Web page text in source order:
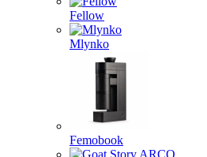
Fellow
Mlynko
Femobook